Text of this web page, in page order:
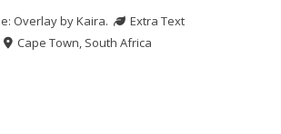
Overlay byKaira.
Extra Text
Cape Town, South Africa